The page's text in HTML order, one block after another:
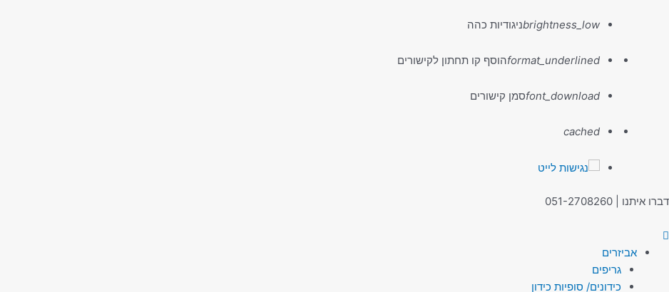
brightness_lowניגודיות כהה
format_underlinedהוסף קו תחתון לקישורים
font_downloadסמן קישורים
לאפס
cached
דברו איתנו | 051-2708260
אביזרים
גריפים
כידונים/ סופיות כידון
כמות
מגיני
בולם
שחורים